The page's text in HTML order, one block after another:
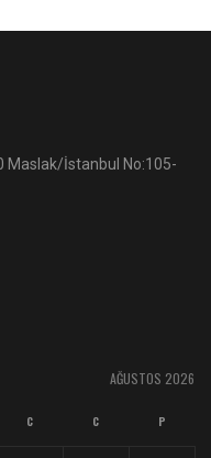
Maslak/İstanbul No:105-
AĞUSTOS 2026
C C P